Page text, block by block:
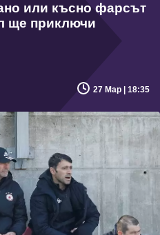
или късно фарсът
ще приключи
27 Мар | 18:35